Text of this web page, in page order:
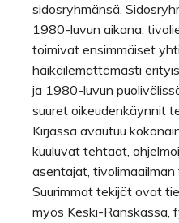
sidosryhmänsä.
1980-luvun aikana:
toimivat ensimmäiset
häikäilemättömästi
ja 1980-luvun
suuret oikeudenkäynnit
Kirjassa avautuu
kuuluvat tehtaat,
asentajat, tivolimaailman
Suurimmat tekijät ovat
myös Keski-Ranskassa,